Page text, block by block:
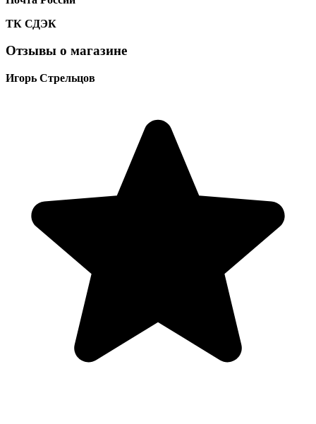
ТК СДЭК
Отзывы о магазине
Игорь Стрельцов